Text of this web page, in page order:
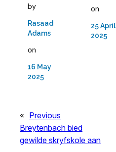
by
Rasaad
Adams
on
16 May
2025
on
25 April
2025
« Previous
Breytenbach bied
gewilde skryfskole aan